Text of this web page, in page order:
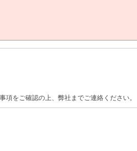
をご確認の上、弊社までご連絡ください。